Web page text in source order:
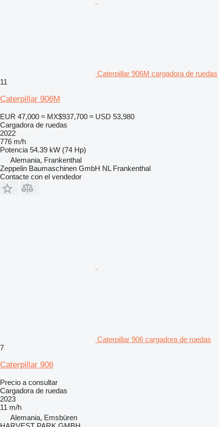
Caterpillar 906M cargadora de ruedas
11
Caterpillar 906M
EUR 47,000 ≈ MX$937,700 ≈ USD 53,980
Cargadora de ruedas
2022
776 m/h
Potencia 54.39 kW (74 Hp)
Alemania, Frankenthal
Zeppelin Baumaschinen GmbH NL Frankenthal
Contacte con el vendedor
Caterpillar 906 cargadora de ruedas
7
Caterpillar 906
Precio a consultar
Cargadora de ruedas
2023
11 m/h
Alemania, Emsbüren